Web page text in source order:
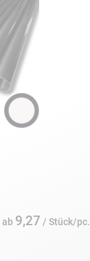
ab 9,27 / Stück/pc.